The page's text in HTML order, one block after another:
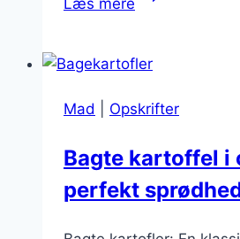
ideer
siden
Mad Opskrifter
Bagte kartoffel i
perfekt